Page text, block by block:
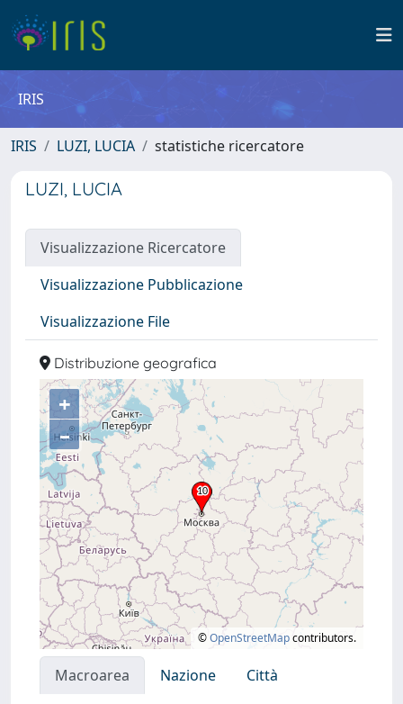
IRIS
IRIS LUZI, LUCIA statistiche ricercatore
LUZI, LUCIA
Visualizzazione Ricercatore
Visualizzazione Pubblicazione
Visualizzazione File
Distribuzione geografica
+
–
©OpenStreetMapcontributors.
Macroarea Nazione
Città